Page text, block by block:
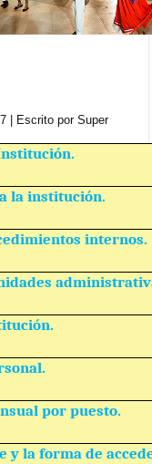
Escrito por Super
la institución.
internos.
por puesto.
y la forma de